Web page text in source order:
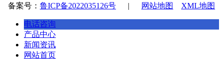
备案号： 鲁ICP备2022035126号 | 网站地图 XML地图
电话咨询
产品中心
新闻资讯
网站首页